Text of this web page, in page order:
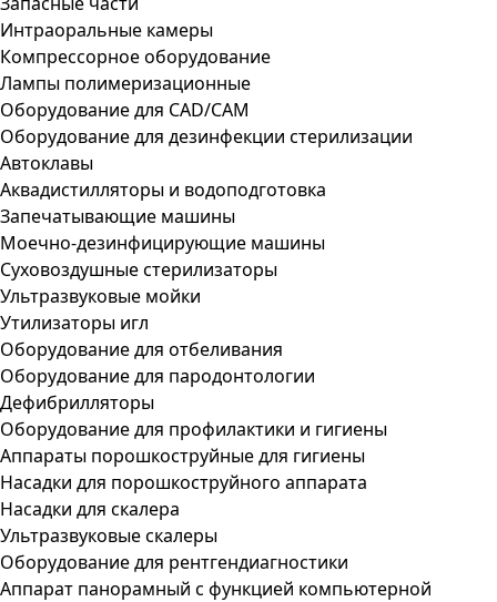
Интраоральные камеры
Компрессорное оборудование
Лампы полимеризационные
Оборудование для CAD/CAM
Оборудование для дезинфекции стерилизации
Автоклавы
Аквадистилляторы и водоподготовка
Запечатывающие машины
Моечно-дезинфицирующие машины
Суховоздушные стерилизаторы
Ультразвуковые мойки
Утилизаторы игл
Оборудование для отбеливания
Оборудование для пародонтологии
Дефибрилляторы
Оборудование для профилактики и гигиены
Аппараты порошкоструйные для гигиены
Насадки для порошкоструйного аппарата
Насадки для скалера
Ультразвуковые скалеры
Оборудование для рентгендиагностики
Аппарат панорамный с функцией компьютерной